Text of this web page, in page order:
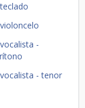
teclado
violoncelo
vocalista -
vocalista - tenor